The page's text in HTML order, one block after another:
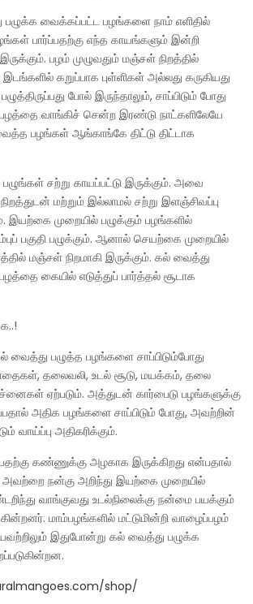
வைக்கப்பட்ட பழங்களை நாம் எளிதில்
பார்ப்பதற்கு எந்த காயங்களும் இன்றி
பழம் முழுவதும் மஞ்சள் நிறத்தில்
இடங்களில் கறுப்பாக புள்ளிகள் அல்லது கருகியது
போல் இருந்தாலும், சாப்பிடும் போது
பழத்தை வாங்கிச் சென்ற இரண்டு நாட்களிலேயே
பழங்கள் ஆங்காங்கே திட்டு திட்டாக
சற்று காயப்பட்டு இருக்கும். அவை
மற்றும் இல்லாமல் சற்று இளஞ்சிவப்பு
இயற்கை முறையில் பழுக்கும் பழங்களில்
பகுதி பழுக்கும். ஆனால் செயற்கை முறையில்
மஞ்சள் நிறமாகி இருக்கும். கல் வைத்து
கையில் எடுத்துப் பார்த்தல் சூடாக
வைத்து பழுத்த பழங்களை சாப்பிடும்போது
தலைவலி, உடல் சூடு, மயக்கம், தலை
ஏற்படும். அத்துடன் கார்பைடு பழங்களுக்கு
அதிக பழங்களை சாப்பிடும் போது, அவற்றின்
வாய்ப்பு அதிகரிக்கும்.
கண்ணுக்கு அழகாக இருக்கிறது என்பதால்
நன்கு அறிந்து இயற்கை முறையில்
வாங்குவது உடல்நிலைக்கு நன்மை பயக்கும்
மாம்பழங்களில் மட்டுமின்றி வாழைப்பழம்
இதுபோன்று கல் வைத்து பழுக்க
shop/